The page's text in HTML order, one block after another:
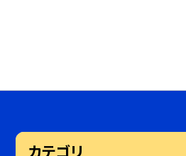
カテゴリ